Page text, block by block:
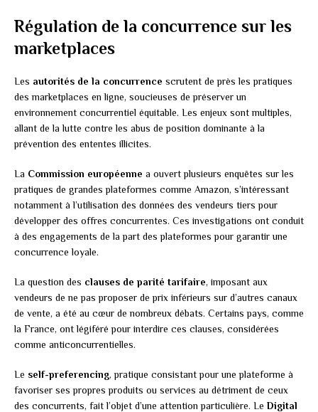
Régulation de la concurrence sur les
marketplaces
Les autorités de la concurrence scrutent de près les pratiques
des marketplaces en ligne, soucieuses de préserver un
environnement concurrentiel équitable. Les enjeux sont multiples,
allant de la lutte contre les abus de position dominante à la
prévention des ententes illicites.
La Commission européenne a ouvert plusieurs enquêtes sur les
pratiques de grandes plateformes comme Amazon, s’intéressant
notamment à l’utilisation des données des vendeurs tiers pour
développer des offres concurrentes. Ces investigations ont conduit
à des engagements de la part des plateformes pour garantir une
concurrence loyale.
La question des clauses de parité tarifaire, imposant aux
vendeurs de ne pas proposer de prix inférieurs sur d’autres canaux
de vente, a été au cœur de nombreux débats. Certains pays, comme
la France, ont légiféré pour interdire ces clauses, considérées
comme anticoncurrentielles.
Le self-preferencing, pratique consistant pour une plateforme à
favoriser ses propres produits ou services au détriment de ceux
des concurrents, fait l’objet d’une attention particulière. Le Digital